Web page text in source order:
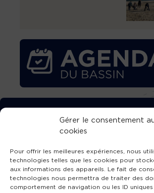
Gérer le consentement
cookies
Pour offrir les meilleures expériences, nous
technologies telles que les cookies pour
aux informations des appareils. Le fait de
technologies nous permettra de traiter des
comportement de navigation ou les ID
TÉLÉCHARGEZ
L’APPLICATION
SUIVEZ-NOUS !